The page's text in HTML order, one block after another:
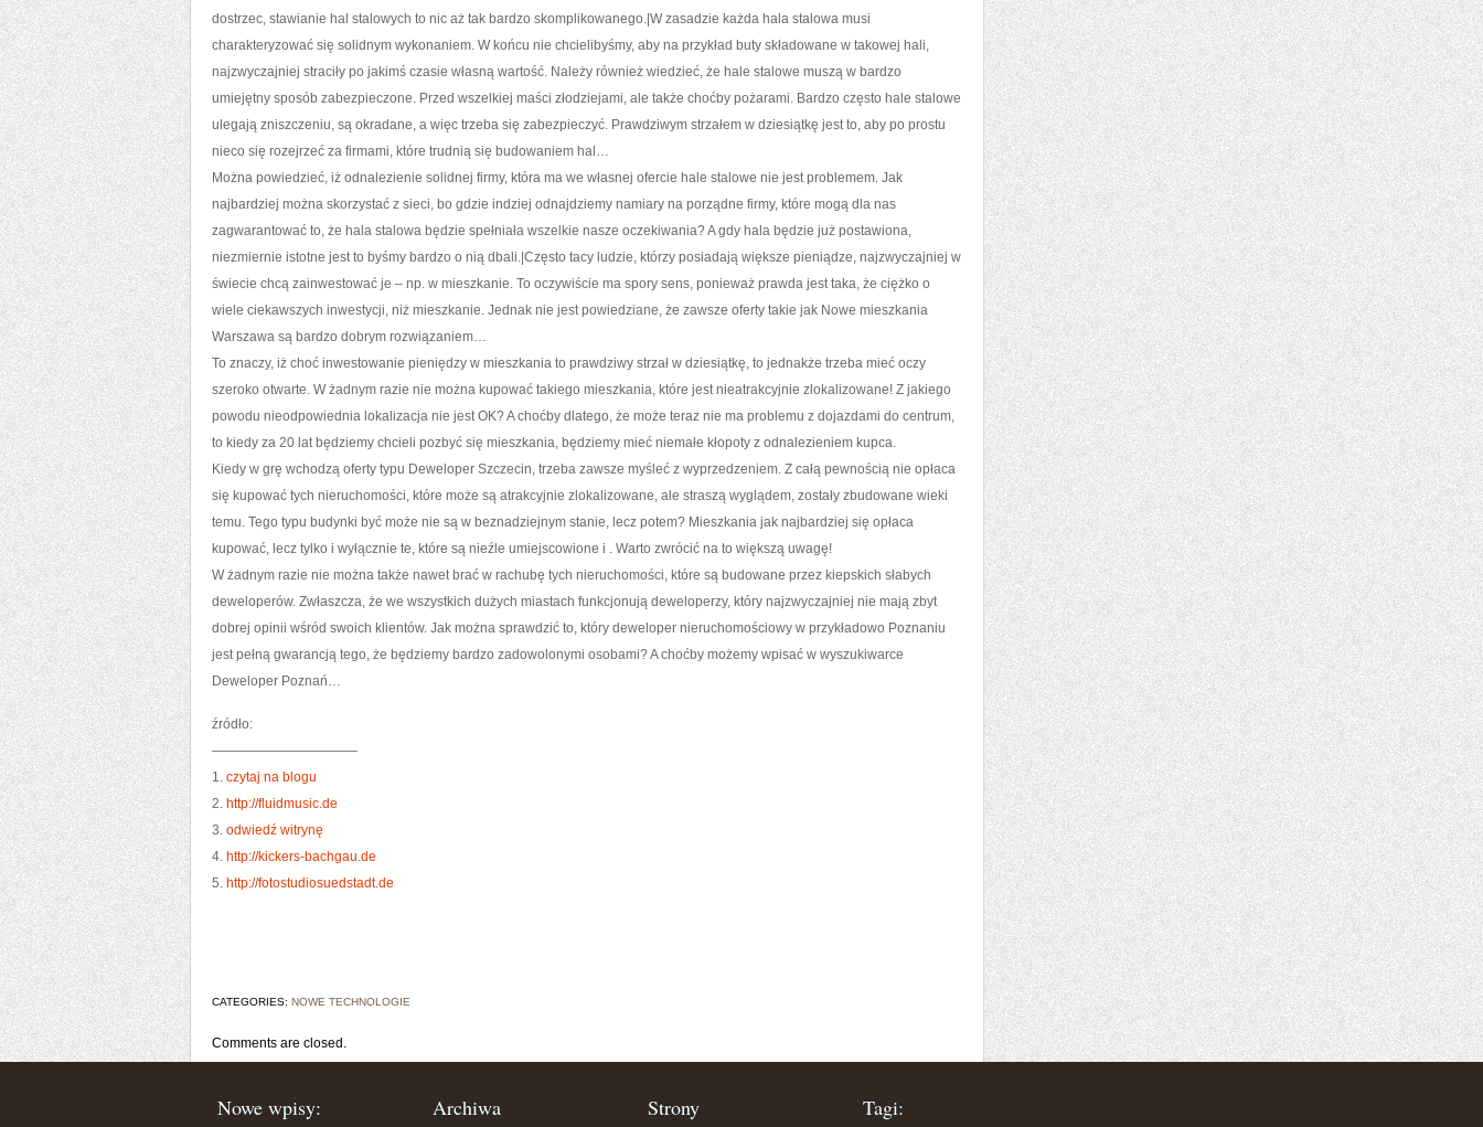
dostrzec, stawianie hal stalowych to nic aż tak bardzo skomplikowanego.|W zasadzie każda hala stalowa musi
charakteryzować się solidnym wykonaniem. W końcu nie chcielibyśmy, aby na przykład buty składowane w takowej hali,
najzwyczajniej straciły po jakimś czasie własną wartość. Należy również wiedzieć, że hale stalowe muszą w bardzo
umiejętny sposób zabezpieczone. Przed wszelkiej maści złodziejami, ale także choćby pożarami. Bardzo często hale stalowe
ulegają zniszczeniu, są okradane, a więc trzeba się zabezpieczyć. Prawdziwym strzałem w dziesiątkę jest to, aby po prostu
nieco się rozejrzeć za firmami, które trudnią się budowaniem hal…
Można powiedzieć, iż odnalezienie solidnej firmy, która ma we własnej ofercie hale stalowe nie jest problemem. Jak
najbardziej można skorzystać z sieci, bo gdzie indziej odnajdziemy namiary na porządne firmy, które mogą dla nas
zagwarantować to, że hala stalowa będzie spełniała wszelkie nasze oczekiwania? A gdy hala będzie już postawiona,
niezmiernie istotne jest to byśmy bardzo o nią dbali.|Często tacy ludzie, którzy posiadają większe pieniądze, najzwyczajniej w
świecie chcą zainwestować je – np. w mieszkanie. To oczywiście ma spory sens, ponieważ prawda jest taka, że ciężko o
wiele ciekawszych inwestycji, niż mieszkanie. Jednak nie jest powiedziane, że zawsze oferty takie jak Nowe mieszkania
Warszawa są bardzo dobrym rozwiązaniem…
To znaczy, iż choć inwestowanie pieniędzy w mieszkania to prawdziwy strzał w dziesiątkę, to jednakże trzeba mieć oczy
szeroko otwarte. W żadnym razie nie można kupować takiego mieszkania, które jest nieatrakcyjnie zlokalizowane! Z jakiego
powodu nieodpowiednia lokalizacja nie jest OK? A choćby dlatego, że może teraz nie ma problemu z dojazdami do centrum,
to kiedy za 20 lat będziemy chcieli pozbyć się mieszkania, będziemy mieć niemałe kłopoty z odnalezieniem kupca.
Kiedy w grę wchodzą oferty typu Deweloper Szczecin, trzeba zawsze myśleć z wyprzedzeniem. Z całą pewnością nie opłaca
się kupować tych nieruchomości, które może są atrakcyjnie zlokalizowane, ale straszą wyglądem, zostały zbudowane wieki
temu. Tego typu budynki być może nie są w beznadziejnym stanie, lecz potem? Mieszkania jak najbardziej się opłaca
kupować, lecz tylko i wyłącznie te, które są nieźle umiejscowione i . Warto zwrócić na to większą uwagę!
W żadnym razie nie można także nawet brać w rachubę tych nieruchomości, które są budowane przez kiepskich słabych
deweloperów. Zwłaszcza, że we wszystkich dużych miastach funkcjonują deweloperzy, który najzwyczajniej nie mają zbyt
dobrej opinii wśród swoich klientów. Jak można sprawdzić to, który deweloper nieruchomościowy w przykładowo Poznaniu
jest pełną gwarancją tego, że będziemy bardzo zadowolonymi osobami? A choćby możemy wpisać w wyszukiwarce
Deweloper Poznań…
źródło:
———————————
1. czytaj na blogu
2. http://fluidmusic.de
3. odwiedź witrynę
4. http://kickers-bachgau.de
5. http://fotostudiosuedstadt.de
CATEGORIES: NOWE TECHNOLOGIE
Comments are closed.
Nowe wpisy: Archiwa Strony Tagi: